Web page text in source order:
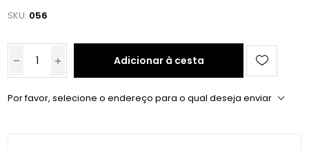
SKU: 056
Adicionar à cesta
Por favor, selecione o endereço para o qual deseja enviar